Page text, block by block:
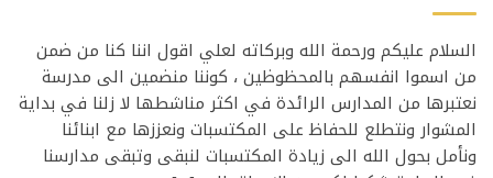
السلام عليكم ورحمة الله وبركاته لعلي اقول اننا كنا من ضمن
من اسموا انفسهم بالمحظوظين ، كوننا منضمين الى مدرسة
نعتبرها من المدارس الرائدة في اكثر مناشطها لا زلنا في بداية
المشوار ونتطلع للحفاظ على المكتسبات ونعززها مع ابنائنا
ونأمل بحول الله الى زيادة المكتسبات لنبقى وتبقى مدارسنا